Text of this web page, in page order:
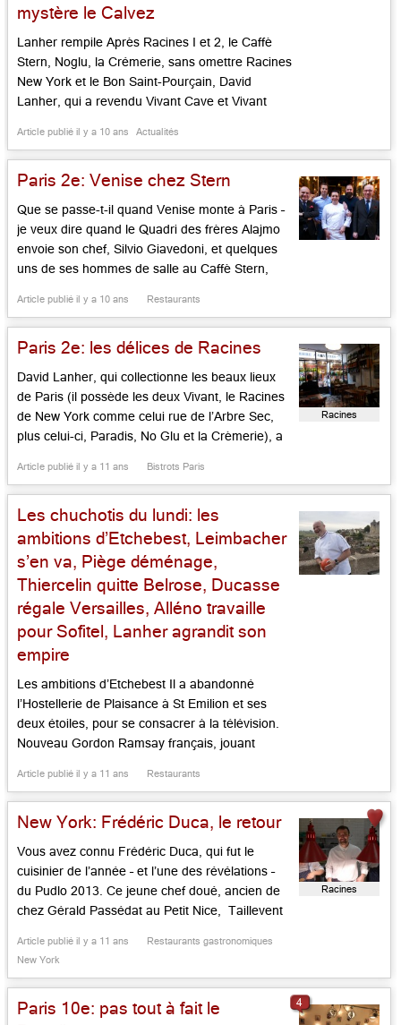
mystère le Calvez
Lanher rempile Après Racines I et 2, le Caffè
Stern, Noglu, la Crémerie, sans omettre Racines
New York et le Bon Saint-Pourçain, David
Lanher, qui a revendu Vivant Cave et Vivant
ouvre Panache, au rez de chaussée de l‘hôtel
du même nom, 1 rue Geoffroy Marie, créé […]...
Article publié il y a 10 ans Actualités
Paris 2e: Venise chez Stern
Que se passe-t-il quand Venise monte à Paris –
je veux dire quand le Quadri des frères Alajmo
envoie son chef, Silvio Giavedoni, et quelques
uns de ses hommes de salle au Caffè Stern,
David Lanher, dans le magique et si gourmand
passage des Panoramas: que du […]...
Article publié il y a 10 ans Restaurants
Paris 2e: les délices de Racines
David Lanher, qui collectionne les beaux lieux
de Paris (il possède les deux Vivant, le Racines
de New York comme celui rue de l’Arbre Sec,
plus celui-ci, Paradis, No Glu et la Crèmerie), a
ce qu’il sait faire: créer une atmosphère,
insuffler une énergie, jouer […]...
Article publié il y a 11 ans Bistrots Paris
Racines
Les chuchotis du lundi: les
ambitions d’Etchebest, Leimbacher
s’en va, Piège déménage,
Thiercelin quitte Belrose, Ducasse
régale Versailles, Alléno travaille
pour Sofitel, Lanher agrandit son
empire
Les ambitions d’Etchebest Il a abandonné
l’Hostellerie de Plaisance à St Emilion et ses
deux étoiles, pour se consacrer à la télévision.
Nouveau Gordon Ramsay français, jouant
sait sur M6 depuis 3 saisons déjà et devenu
nouveau juré « Top Chef », Philippe Etchebest
vient de se confier à notre […]...
Article publié il y a 11 ans Restaurants
New York: Frédéric Duca, le retour
Vous avez connu Frédéric Duca, qui fut le
cuisinier de l’année – et l’une des révélations –
du Pudlo 2013. Ce jeune chef doué, ancien de
chez Gérald Passédat au Petit Nice, Taillevent
Jean-Yves Leuranguer, puis d’Hélène Darroze,
Article publié il y a 11 ans
Restaurants gastronomiques
New York
Racines
Paris 10e: pas tout à fait le
4